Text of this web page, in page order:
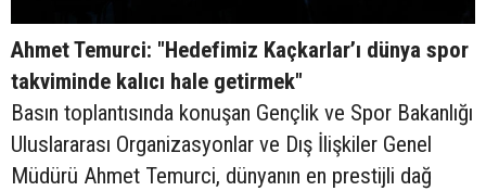
Ahmet Temurci: "Hedefimiz Kaçkarlar’ı dünya spor
takviminde kalıcı hale getirmek"
Basın toplantısında konuşan Gençlik ve Spor Bakanlığı
Uluslararası Organizasyonlar ve Dış İlişkiler Genel
Müdürü Ahmet Temurci, dünyanın en prestijli dağ